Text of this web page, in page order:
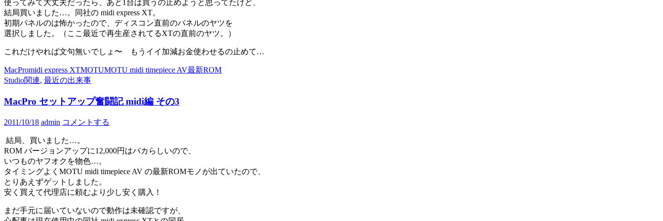
使ってみて大丈夫だったら、あと1台は買うの止めようと思ってたけど、
結局買いました…。同社の midi express XT。
初期パネルのは怖かったので、ディスコン直前のパネルのヤツを
選択しました。（ここ最近で再生産されてるXTの直前のヤツ。）
これだけやれば文句無いでしょ〜 もうイイ加減お金使わせるの止めて…
MacPromidi express XTMOTUMOTU midi timepiece AV最新ROM
Studio関連, 最近の出来事
MacPro セットアップ奮闘記 midi編 その3
2011/10/18 admin コメントする
結局、買いました…。
ROM バージョンアップに12,000円はバカらしいので、
いつものヤフオクを物色…。
タイミングよくMOTU midi timepiece AV の最新ROMモノが出ていたので、
とりあえずゲットしました。
安く買えて代理店に頼むより少し安く購入！
まだ手元に届いていないので動作は未確認ですが、